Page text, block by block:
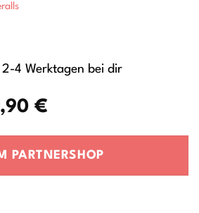
€Aktueller
ist:
4 Werktagen bei dir
PARTNERSHOP